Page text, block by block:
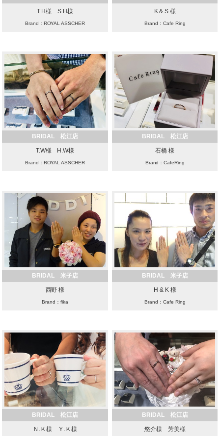
T.H様 S.H様
Brand：ROYAL ASSCHER
K & S 様
Brand：Cafe Ring
BRIDAL 松江店
T.W様 H.W様
Brand：ROYAL ASSCHER
BRIDAL 松江店
石橋 様
Brand：CafeRing
BRIDAL 米子店
西野 様
Brand：fika
BRIDAL 米子店
H & K 様
Brand：Cafe Ring
BRIDAL 松江店
Ｎ.Ｋ様 Ｙ.Ｋ様
BRIDAL 松江店
悠介様 芳美様